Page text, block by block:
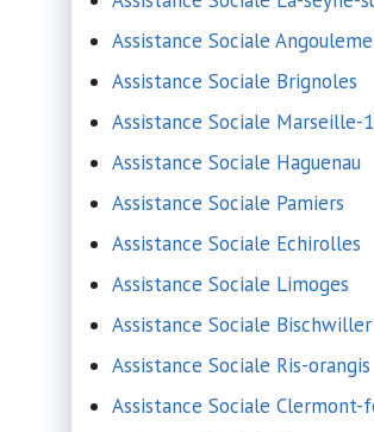
Assistance Sociale Angouleme
Assistance Sociale Brignoles
Assistance Sociale Marseille-
Assistance Sociale Haguenau
Assistance Sociale Pamiers
Assistance Sociale Echirolles
Assistance Sociale Limoges
Assistance Sociale Bischwiller
Assistance Sociale Ris-orangis
Assistance Sociale Clermont-